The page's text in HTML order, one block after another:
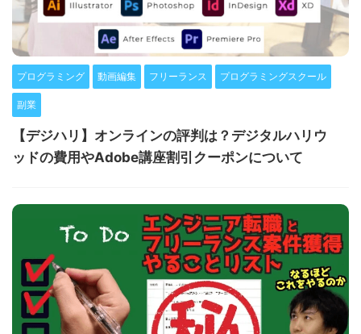
プログラミング 動画編集 フリーランス プログラミングスクール
副業
【デジハリ】オンラインの評判は？デジタルハリウ
ッドの費用やAdobe講座割引クーポンについて